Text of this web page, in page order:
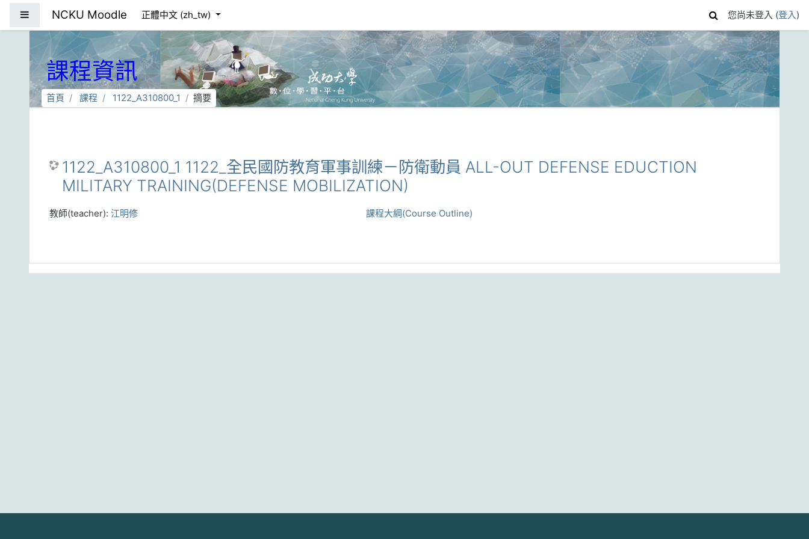
NCKU Moodle 正體中文 ‎(zh_tw)‎ 您尚未登入 (登入)
課程資訊
首頁 課程 1122_A310800_1 摘要
1122_A310800_1 1122_全民國防教育軍事訓練－防衛動員 ALL-OUT DEFENSE EDUCTION
MILITARY TRAINING(DEFENSE MOBILIZATION)
課程大綱(Course Outline)
教師(teacher): 江明修